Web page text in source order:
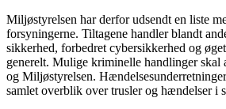
Miljøstyrelsen har derfor udsendt en liste
forsyningerne. Tiltagene handler blandt
sikkerhed, forbedret cybersikkerhed og
generelt. Mulige kriminelle handlinger skal
og Miljøstyrelsen.
samlet overblik over trusler og hændelser i